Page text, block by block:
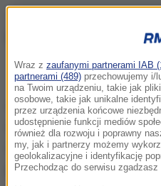
Akt oskarżenia dotyczy
doprowadzenia przez
czynności seksualnych
przypadki dotyczą roku
Wraz z zaufanymi partnerami IAB
partnerami (489) przechowujemy i/
na Twoim urządzeniu, takie jak
osobowe, takie jak unikalne
przez urządzenia końcowe
udostępnienie funkcji mediów
również dla rozwoju i poprawny
my, jak i partnerzy możemy
geolokalizacyjne i identyfikację
Przechodząc do serwisu zgadzasz